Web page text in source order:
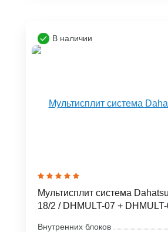
В наличии
Мультисплит система
18/2 / DHMULT-07 +
Внутренних блоков